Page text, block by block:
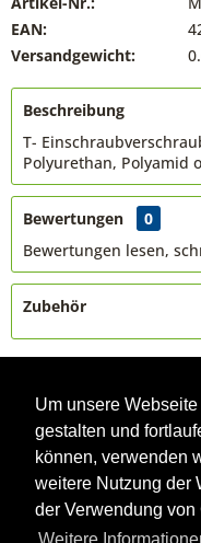
Um unsere
gestalten und
können, verwenden
weitere Nutzung der
der Verwendung von
EAN:
Versandgewicht:
Beschreibung
T-
Polyurethan, Polyamid
Bewertungen
0
Bewertungen lesen,
Zubehör
Service Hotline
Shop Service
Informationen
Newsletter